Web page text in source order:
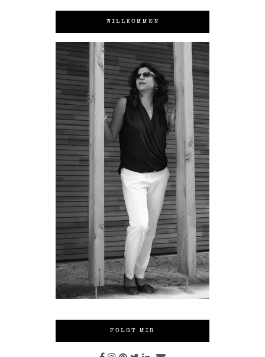
WILLKOMMEN
FOLGT MIR